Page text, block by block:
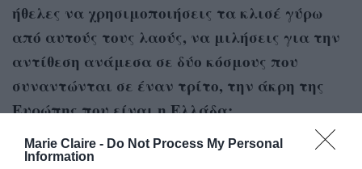
Marie Claire - Do Not Process My Personal
Information
ήθελες να χρησιμοποιήσεις τα κλισέ γύρω
από αυτούς τους λαούς, να μιλήσεις για την
αντίθεση ανάμεσα σε δύο κόσμους που
συναντώνται σε έναν τρίτο, την άκρη της
Ευρώπης που είναι η Ελλάδα;
«Γνώρισα δύο Πολωνούς, μια κοπέλα κι ένα
αγόρι, στην Νίσυρο, στο Ινστιτούτο